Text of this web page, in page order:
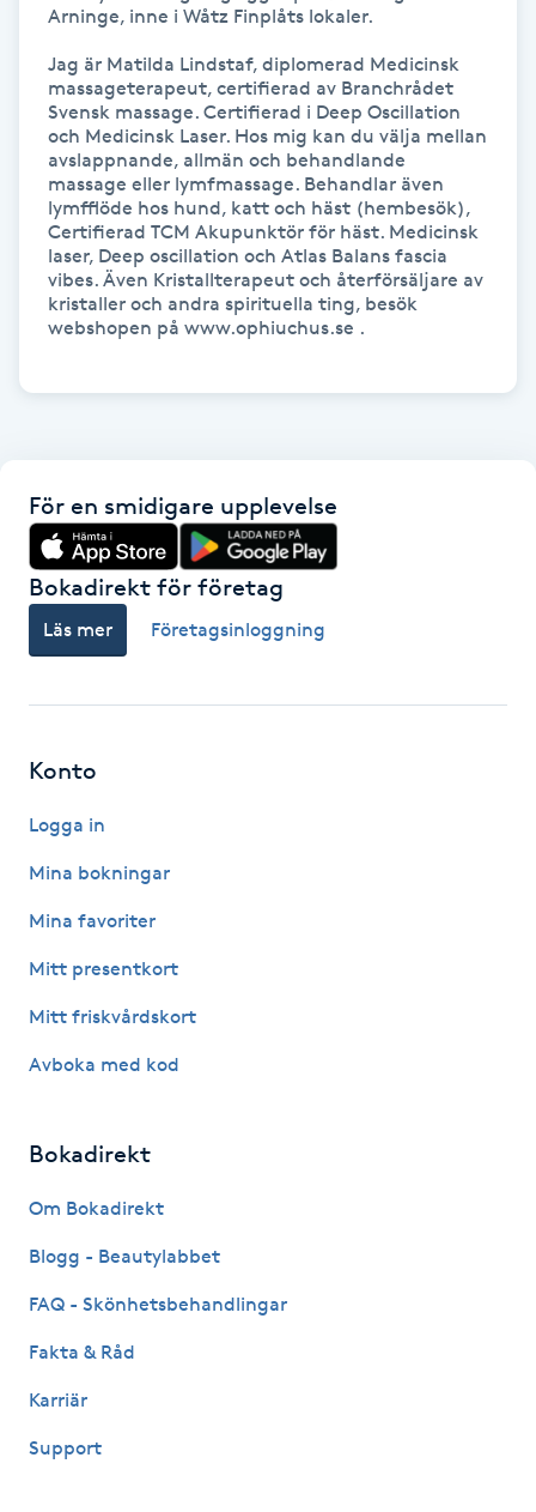
Kiropraktik
Klangmassage
Klippning
Klippning & Slingor
Klippning ungdom
Kostrådgivning
Kroppsinpackning
Lashlift Keratin
LPG-massage
Lymfmassage
Arninge, inne i Wåtz Finplåts lokaler.
Jag är Matilda Lindstaf, diplomerad Medicinsk
massageterapeut, certifierad av Branchrådet
Svensk massage. Certifierad i Deep Oscillation
och Medicinsk Laser. Hos mig kan du välja mellan
avslappnande, allmän och behandlande
massage eller lymfmassage. Behandlar även
lymfflöde hos hund, katt och häst (hembesök),
Certifierad TCM Akupunktör för häst. Medicinsk
laser, Deep oscillation och Atlas Balans fascia
vibes. Även Kristallterapeut och återförsäljare av
kristaller och andra spirituella ting, besök
webshopen på www.ophiuchus.se .
För en smidigare upplevelse
Bokadirekt för företag
Läs mer Företagsinloggning
Konto
Logga in
Mina bokningar
Mina favoriter
Mitt presentkort
Mitt friskvårdskort
Avboka med kod
Bokadirekt
Om Bokadirekt
Blogg - Beautylabbet
FAQ - Skönhetsbehandlingar
Fakta & Råd
Karriär
Support